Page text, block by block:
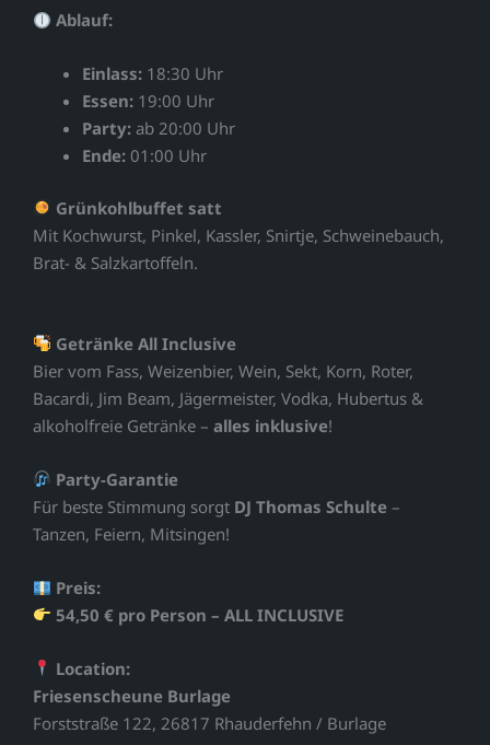
Ablauf:
Einlass: 18:30 Uhr
Essen: 19:00 Uhr
Party: ab 20:00 Uhr
Ende: 01:00 Uhr
Grünkohlbuffet satt
Mit Kochwurst, Pinkel, Kassler, Snirtje, Schweinebauch,
Brat- & Salzkartoffeln.
Getränke All Inclusive
Bier vom Fass, Weizenbier, Wein, Sekt, Korn, Roter,
Bacardi, Jim Beam, Jägermeister, Vodka, Hubertus &
alkoholfreie Getränke – alles inklusive!
Party-Garantie
Für beste Stimmung sorgt DJ Thomas Schulte –
Tanzen, Feiern, Mitsingen!
Preis:
54,50 € pro Person – ALL INCLUSIVE
Location:
Friesenscheune Burlage
Forststraße 122, 26817 Rhauderfehn / Burlage